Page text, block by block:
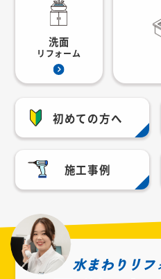
洗面
リフォーム
初めての方へ
施工事例
水まわりリ